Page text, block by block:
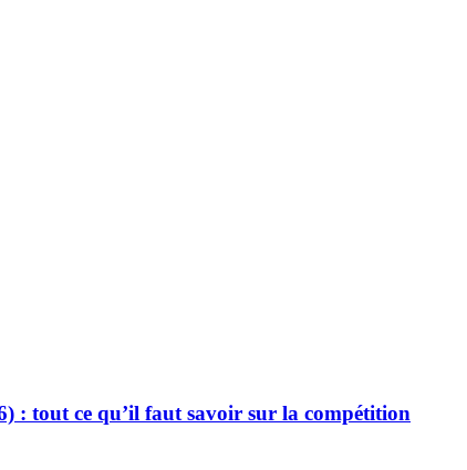
: tout ce qu’il faut savoir sur la compétition